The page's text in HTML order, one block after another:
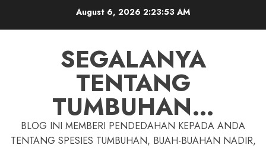
August 6, 2026 2:23:54 AM
SEGALANYA
TENTANG
TUMBUHAN…
BLOG INI MEMBERI PENDEDAHAN KEPADA ANDA
TENTANG SPESIES TUMBUHAN, BUAH-BUAHAN NADIR,